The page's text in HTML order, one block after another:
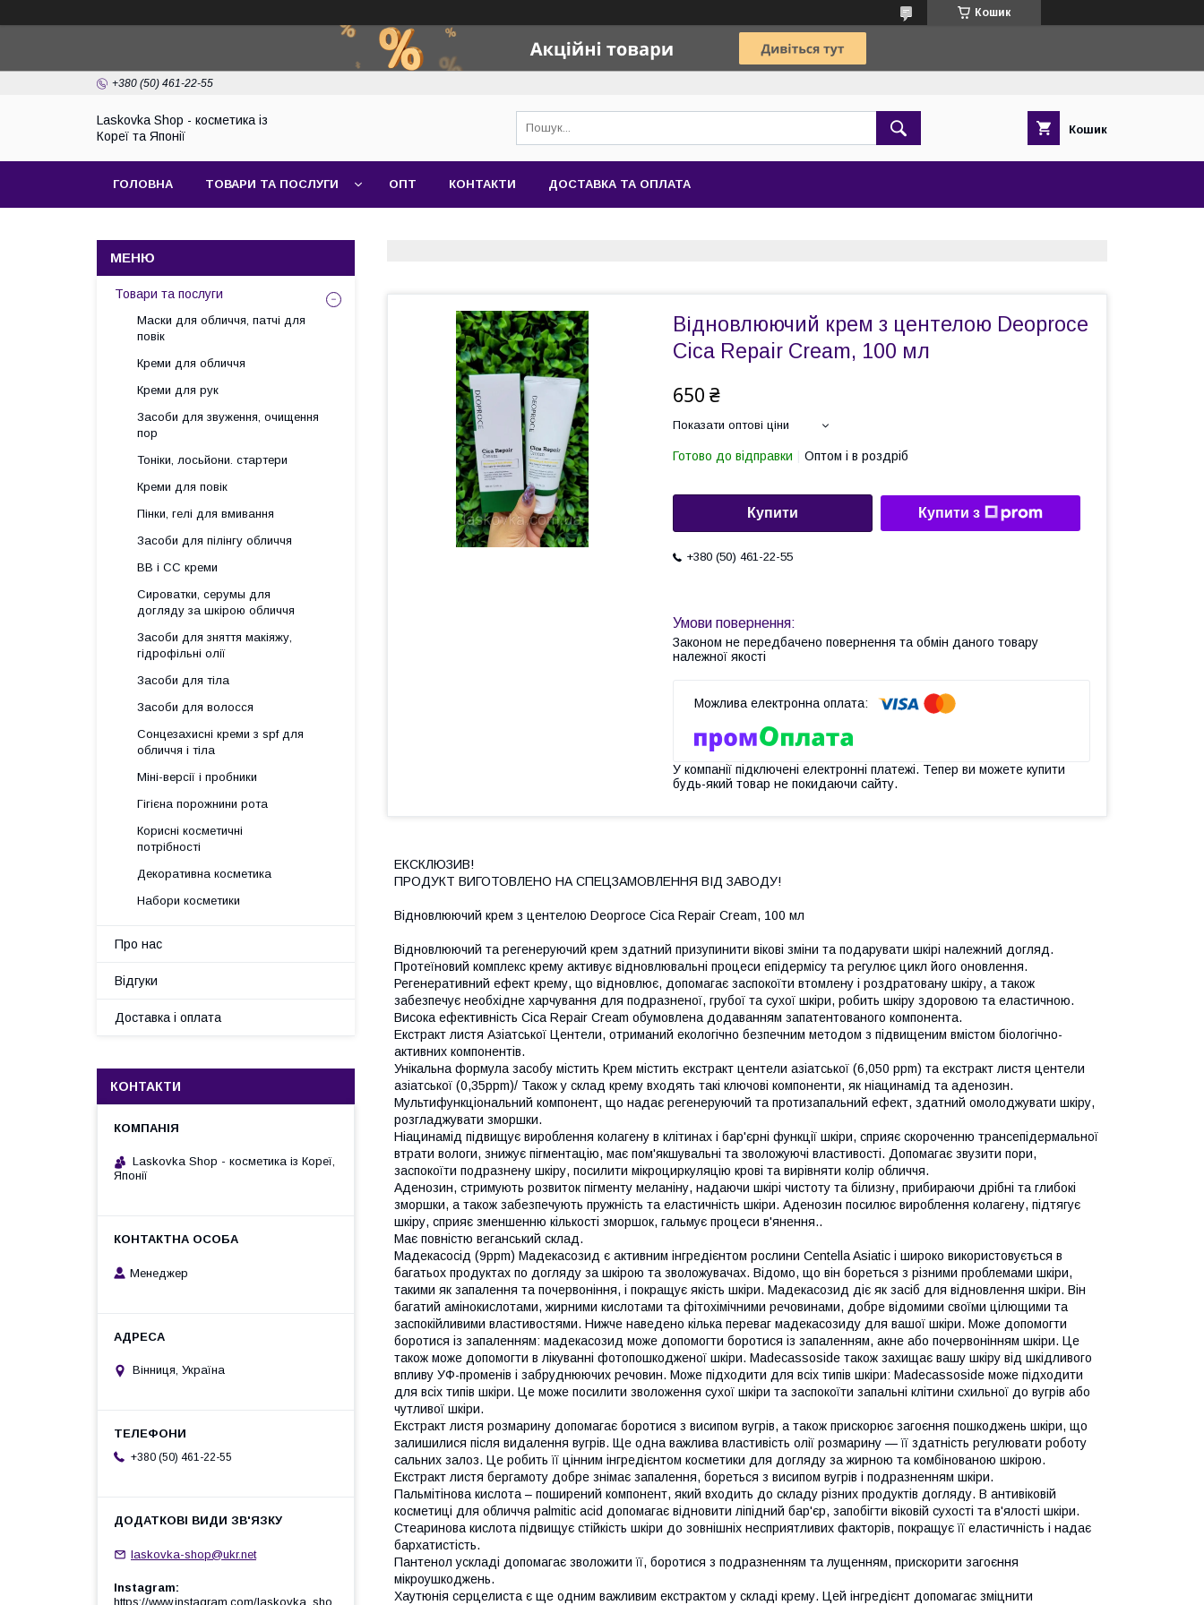
Кошик
+380 (50) 461-22-55
Laskovka Shop - косметика із
Кореї та Японії
Кошик
ГОЛОВНА ТОВАРИ ТА ПОСЛУГИ ОПТ КОНТАКТИ ДОСТАВКА ТА ОПЛАТА
Відновлюючий крем з центелою Deoproce
Cica Repair Cream, 100 мл
650 ₴
Показати оптові ціни
Готово до відправки Оптом і в роздріб
Купити Купити з
+380 (50) 461-22-55
Законом не передбачено повернення та обмін даного товару
належної якості
У компанії підключені електронні платежі. Тепер ви можете купити
будь-який товар не покидаючи сайту.
ЕКСКЛЮЗИВ!
ПРОДУКТ ВИГОТОВЛЕНО НА СПЕЦЗАМОВЛЕННЯ ВІД ЗАВОДУ!
Відновлюючий крем з центелою Deoproce Cica Repair Cream, 100 мл
Відновлюючий та регенеруючий крем здатний призупинити вікові зміни та подарувати шкірі належний догляд.
Протеїновий комплекс крему активує відновлювальні процеси епідермісу та регулює цикл його оновлення.
Регенеративний ефект крему, що відновлює, допомагає заспокоїти втомлену і роздратовану шкіру, а також
забезпечує необхідне харчування для подразненої, грубої та сухої шкіри, робить шкіру здоровою та еластичною.
Висока ефективність Cica Repair Cream обумовлена додаванням запатентованого компонента.
Екстракт листя Азіатської Центели, отриманий екологічно безпечним методом з підвищеним вмістом біологічно-
активних компонентів.
Унікальна формула засобу містить Крем містить екстракт центели азіатської (6,050 ppm) та екстракт листя центели
азіатської (0,35ppm)/ Також у склад крему входять такі ключові компоненти, як ніацинамід та аденозин.
Мультифункціональний компонент, що надає регенеруючий та протизапальний ефект, здатний омолоджувати шкіру,
розгладжувати зморшки.
Ніацинамід підвищує вироблення колагену в клітинах і бар'єрні функції шкіри, сприяє скороченню трансепідермальної
втрати вологи, знижує пігментацію, має пом'якшувальні та зволожуючі властивості. Допомагає звузити пори,
заспокоїти подразнену шкіру, посилити мікроциркуляцію крові та вирівняти колір обличчя.
Аденозин, стримують розвиток пігменту меланіну, надаючи шкірі чистоту та білизну, прибираючи дрібні та глибокі
зморшки, а також забезпечують пружність та еластичність шкіри. Аденозин посилює вироблення колагену, підтягує
шкіру, сприяє зменшенню кількості зморшок, гальмує процеси в'янення..
Має повністю веганський склад.
Мадекасосід (9ppm) Мадекасозид є активним інгредієнтом рослини Centella Asiatic і широко використовується в
багатьох продуктах по догляду за шкірою та зволожувачах. Відомо, що він бореться з різними проблемами шкіри,
такими як запалення та почервоніння, і покращує якість шкіри. Мадекасозид діє як засіб для відновлення шкіри. Він
багатий амінокислотами, жирними кислотами та фітохімічними речовинами, добре відомими своїми цілющими та
заспокійливими властивостями. Нижче наведено кілька переваг мадекасозиду для вашої шкіри. Може допомогти
боротися із запаленням: мадекасозид може допомогти боротися із запаленням, акне або почервонінням шкіри. Це
також може допомогти в лікуванні фотопошкодженої шкіри. Madecassoside також захищає вашу шкіру від шкідливого
впливу УФ-променів і забруднюючих речовин. Може підходити для всіх типів шкіри: Madecassoside може підходити
для всіх типів шкіри. Це може посилити зволоження сухої шкіри та заспокоїти запальні клітини схильної до вугрів або
чутливої шкіри.
Екстракт листя розмарину допомагає боротися з висипом вугрів, а також прискорює загоєння пошкоджень шкіри, що
залишилися після видалення вугрів. Ще одна важлива властивість олії розмарину — її здатність регулювати роботу
сальних залоз. Це робить її цінним інгредієнтом косметики для догляду за жирною та комбінованою шкірою.
Екстракт листя бергамоту добре знімає запалення, бореться з висипом вугрів і подразненням шкіри.
Пальмітінова кислота – поширений компонент, який входить до складу різних продуктів догляду. В антивіковій
косметиці для обличчя palmitic acid допомагає відновити ліпідний бар'єр, запобігти віковій сухості та в'ялості шкіри.
Стеаринова кислота підвищує стійкість шкіри до зовнішніх несприятливих факторів, покращує її еластичність і надає
бархатистість.
Пантенол ускладі допомагає зволожити її, боротися з подразненням та лущенням, прискорити загоєння
мікроушкоджень.
Хаутюнія серцелиста є ще одним важливим екстрактом у складі крему. Цей інгредієнт допомагає зміцнити
Товари та послуги
Маски для обличчя, патчі для
повік
Креми для обличчя
Креми для рук
Засоби для звуження, очищення
пор
Тоніки, лосьйони. стартери
Креми для повік
Пінки, гелі для вмивання
Засоби для пілінгу обличчя
BB і СС креми
Сироватки, серумы для
догляду за шкірою обличчя
Засоби для зняття макіяжу,
гідрофільні олії
Засоби для тіла
Засоби для волосся
Сонцезахисні креми з spf для
обличчя і тіла
Міні-версії і пробники
Гігієна порожнини рота
Корисні косметичні
потрібності
Декоративна косметика
Набори косметики
Про нас
Відгуки
Доставка і оплата
КОНТАКТИ
Laskovka Shop - косметика із Кореї,
Японії
Менеджер
Вінниця, Україна
+380 (50) 461-22-55
laskovka-shop@ukr.net
Instagram
https://www.instagram.com/laskovka_sho